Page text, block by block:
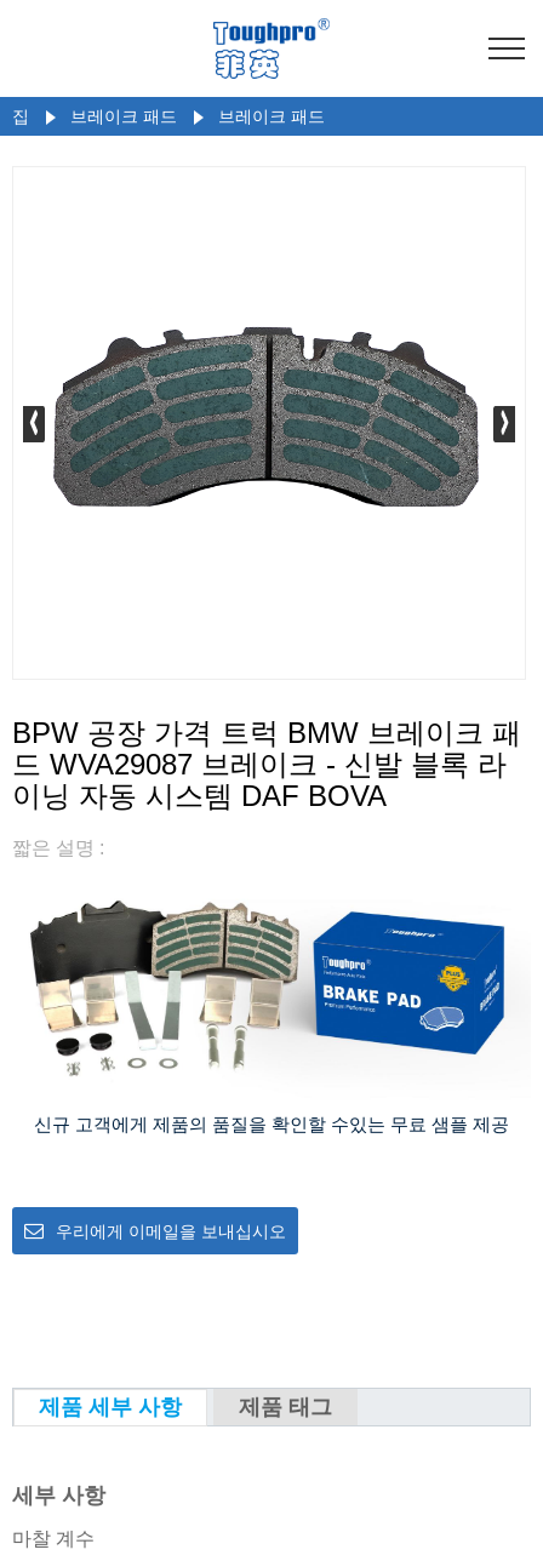
집 브레이크 패드 브레이크 패드
BPW 공장 가격 트럭 BMW 브레이크 패
드 WVA29087 브레이크 - 신발 블록 라
이닝 자동 시스템 DAF BOVA
짧은 설명 :
신규 고객에게 제품의 품질을 확인할 수있는 무료 샘플 제공
우리에게 이메일을 보내십시오
제품 세부 사항 제품 태그
세부 사항
마찰 계수